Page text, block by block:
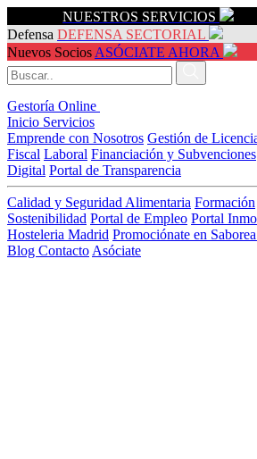
NUESTROS SERVICIOS
Defensa DEFENSA SECTORIAL
Nuevos Socios ASÓCIATE AHORA
Gestoría Online
Inicio Servicios
Emprende con Nosotros Gestión de
Fiscal Laboral Financiación y Subvenciones
Digital Portal de Transparencia
Calidad y Seguridad Alimentaria Formación
Sostenibilidad Portal de Empleo Portal
Hosteleria Madrid Promociónate en
Blog Contacto Asóciate